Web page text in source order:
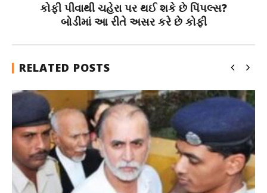
કોફી પીવાથી ચહેરા પર થઈ શકે છે પિંપલ્સ?
બોડીમાં આ રીતે અસર કરે છે કોફી
RELATED POSTS